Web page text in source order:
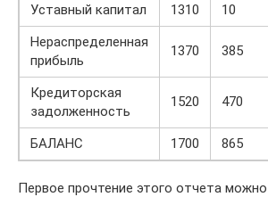
Уставный капитал
1310 10
Нераспределенная
прибыль
1370 385
Кредиторская
задолженность
1520 470
БАЛАНС 1700 865
Первое прочтение этого отчета